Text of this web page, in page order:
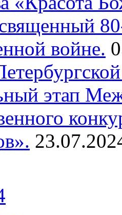
войне.
этап